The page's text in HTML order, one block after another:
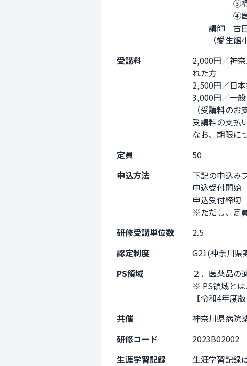
③褥瘡モ
④医療材
講師　古
（愛生館小
受講料
2,000円／神
れた方
2,500円／日
3,000円／一般
（受講料のお
受講料の支払
なお、期限に
定員
50
申込方法
下記の申込み
申込受付開始
申込受付締切
※ただし、定
研修受講単位数
2.5
認定制度
G21(神奈川県
PS領域
２．医薬品の
※ PS領域と
【令和4年度
共催
神奈川県病院
研修コード
2023B02002
生涯学習記録
生涯学習記録